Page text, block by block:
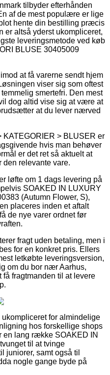
tilbyder efterhånden
af de mest populære er lige
hente din bestilling præcis
er altså yderst ukompliceret,
leveringsmetode ved køb
BLUSE 30405009
at få varerne sendt hjem
viser sig som oftest
smertefri. Den mest
dog altid vise sig at være at
at du lever nærved
KATEGORIER > BLUSER er
hvis man behøver
er det ret så aktuelt at
den relevante vare.
løfte om 1 dags levering på
SOAKED IN LUXURY
(Autumn Flower, S),
placeres inden et aftalt
de nye varer ordnet før
fragt uden betaling, men i
for en konkret pris. Ellers
letkøbte leveringsversion,
om du bor nær Aarhus,
fragtmanden til at levere
for almindelige
hos forskellige shops
en lang række SOAKED IN
til at tvinge
juniorer, samt også til
nogle gange byde på